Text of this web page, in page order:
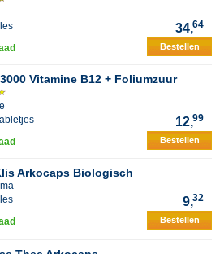
34,64
Bestellen
Vitamine B12 + Foliumzuur
12,99
Bestellen
Arkocaps Biologisch
9,32
Bestellen